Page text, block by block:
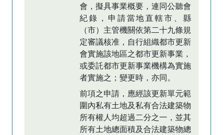
會，擬具事業概要，連同公聽會
紀錄，申請當地直轄市、縣
（市）主管機關依第二十九條規
定審議核准，自行組織都市更新
會實施該地區之都市更新事業，
或委託都市更新事業機構為實施
者實施之；變更時，亦同。
前項之申請，應經該更新單元範
圍內私有土地及私有合法建築物
所有權人均超過二分之一，並其
所有土地總面積及合法建築物總